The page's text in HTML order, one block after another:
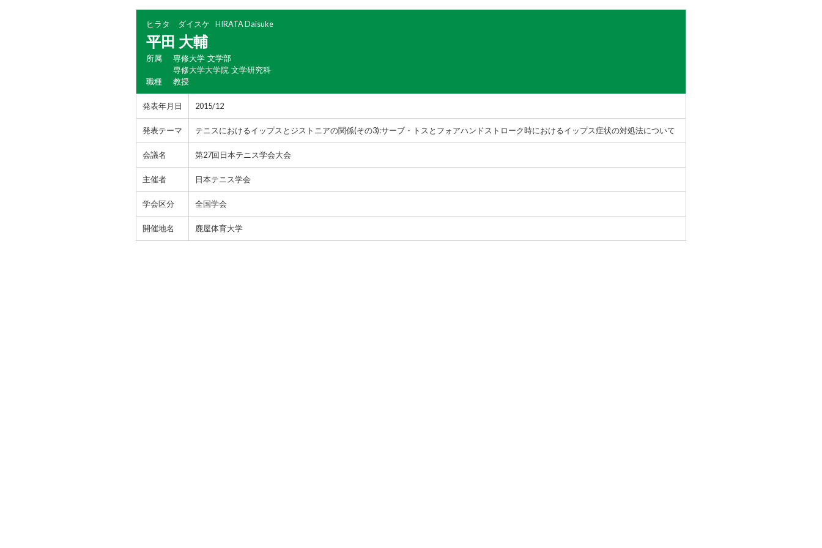
ヒラタ ダイスケ HIRATA Daisuke
平田 大輔
所属
専修大学 文学部
専修大学大学院 文学研究科
職種
教授
発表年月日 2015/12
発表テーマ テニスにおけるイップスとジストニアの関係(その3):サーブ・トスとフォアハンドストローク時におけるイップス症状の対処法について
会議名 第27回日本テニス学会大会
主催者 日本テニス学会
学会区分 全国学会
開催地名 鹿屋体育大学